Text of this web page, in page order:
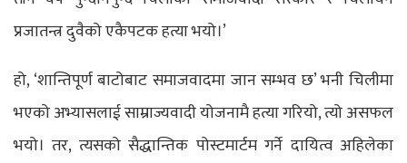
प्रजातन्त्र दुवैको एकैपटक हत्या भयो।’
हो, ‘शान्तिपूर्ण बाटोबाट समाजवादमा जान सम्भव छ’ भनी चिलीमा
भएको अभ्यासलाई साम्राज्यवादी योजनामै हत्या गरियो, त्यो असफल
भयो। तर, त्यसको सैद्धान्तिक पोस्टमार्टम गर्ने दायित्व अहिलेका